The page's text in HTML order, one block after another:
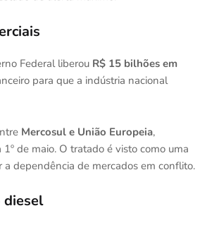
Federal liberou R$ 15 bilhões em
para que a indústria nacional
Mercosul e União Europeia,
de maio. O tratado é visto como uma
dependência de mercados em conflito.
diesel